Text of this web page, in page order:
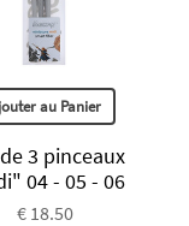
au Panier
3 pinceaux
04 - 05 - 06
€ 18.50